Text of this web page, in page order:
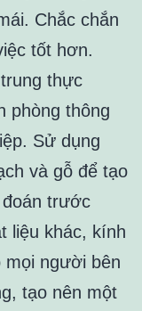
Chắc chắn
tốt hơn.
thực
phòng thông
Sử dụng
và gỗ để tạo
đoán trước
liệu khác, kính
mọi người bên
tạo nên một